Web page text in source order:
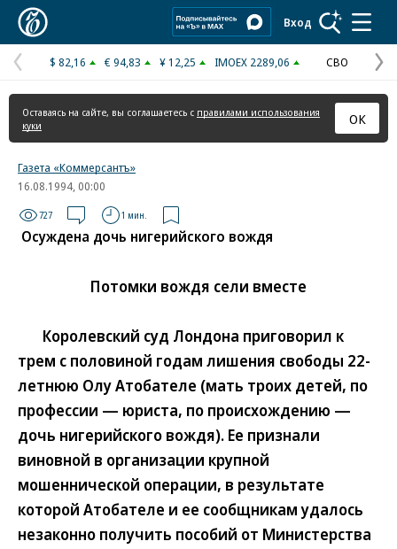
Вход
Предыдущая
страница
$ 82,16 € 94,83 ¥ 12,25 IMOEX 2289,06 СВО
Оставаясь на сайте, вы соглашаетесь с правилами использования
куки
ОК
Газета «Коммерсантъ»
16.08.1994, 00:00
727 1 мин.
Осуждена дочь нигерийского вождя
Потомки вождя сели вместе
Королевский суд Лондона приговорил к
трем с половиной годам лишения свободы 22-
летнюю Олу Атобателе (мать троих детей, по
профессии — юриста, по происхождению —
дочь нигерийского вождя). Ее признали
виновной в организации крупной
мошеннической операции, в результате
которой Атобателе и ее сообщникам удалось
незаконно получить пособий от Министерства